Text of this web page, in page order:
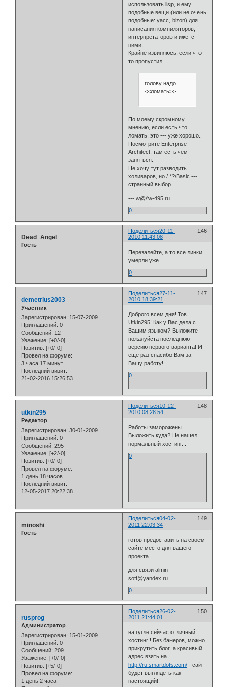
использовать lisp, и ему
подобные вещи (или не очень
подобные: yacc, bizon) для
написания компиляторов,
интерпретаторов и иже с
ними.
Крайне извиняюсь, если что-
то пропустил.
голову надо
<<ломать>>
По моему скромному
мнению, если есть что
ломать, это --- уже хорошо.
Посмотрите Enterprise
Architect, там есть чем
заняться.
Не хочу тут разводить
холиваров, но /.*?/Basic ---
странный выбор.
--- w@\'w-495.ru
0
Поделиться 146
20-11-
2010 11:43:08
Dead_Angel
Гость
Перезалейте, а то все линки
умерли уже
0
Поделиться 147
27-11-
2010 18:39:21
demetrius2003
Участник
Зарегистрирован: 15-07-2009
Приглашений: 0
Сообщений: 12
Уважение: [+0/-0]
Позитив: [+0/-0]
Провел на форуме:
3 часа 17 минут
Последний визит:
21-02-2016 15:26:53
Доброго всем дня! Тов.
Utkin295! Как у Вас дела с
Вашим языком? Выложите
пожалуйста последнюю
версию первого варианта! И
ещё раз спасибо Вам за
Вашу работу!
0
Поделиться 148
10-12-
2010 08:28:54
utkin295
Редактор
Зарегистрирован: 30-01-2009
Приглашений: 0
Сообщений: 295
Уважение: [+2/-0]
Позитив: [+0/-0]
Провел на форуме:
1 день 18 часов
Последний визит:
12-05-2017 20:22:38
Работы заморожены.
Выложить куда? Не нашел
нормальный хостинг...
0
Поделиться 149
04-02-
2011 22:03:34
minoshi
Гость
готов предоставить на своем
сайте место для вашего
проекта
для связи almin-
soft@yandex.ru
0
Поделиться 150
26-02-
2011 21:44:01
rusprog
Администратор
Зарегистрирован: 15-01-2009
Приглашений: 0
Сообщений: 209
Уважение: [+0/-0]
Позитив: [+5/-0]
Провел на форуме:
1 день 2 часа
на гугле сейчас отличный
хостинг!! Без банеров, можно
прикрутить блог, а красивый
адрес взять на
http://ru.smartdots.com/ - сайт
будет выглядеть как
настоящий!!